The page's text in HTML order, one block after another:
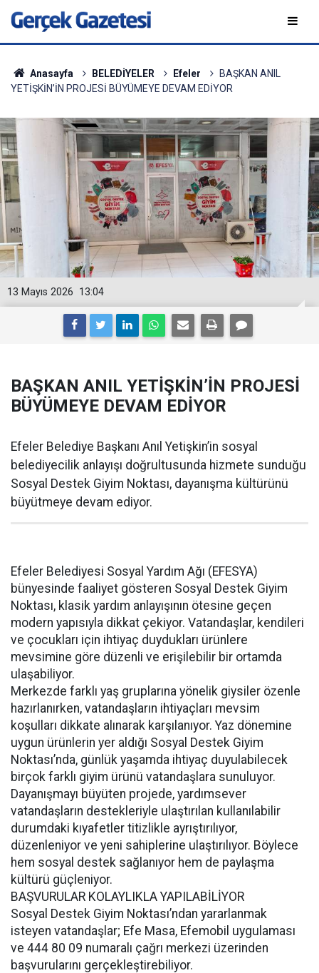
Anasayfa BELEDİYELER Efeler
BAŞKAN ANIL
YETİŞKİN’İN PROJESİ BÜYÜMEYE DEVAM EDİYOR
13:04
13 Mayıs 2026
BAŞKAN ANIL YETİŞKİN’İN PROJESİ
BÜYÜMEYE DEVAM EDİYOR
Efeler Belediye Başkanı Anıl Yetişkin’in sosyal
belediyecilik anlayışı doğrultusunda hizmete sunduğu
Sosyal Destek Giyim Noktası, dayanışma kültürünü
büyütmeye devam ediyor.
Efeler Belediyesi Sosyal Yardım Ağı (EFESYA)
bünyesinde faaliyet gösteren Sosyal Destek Giyim
Noktası, klasik yardım anlayışının ötesine geçen
modern yapısıyla dikkat çekiyor. Vatandaşlar, kendileri
ve çocukları için ihtiyaç duydukları ürünlere
mevsimine göre düzenli ve erişilebilir bir ortamda
ulaşabiliyor.
Merkezde farklı yaş gruplarına yönelik giysiler özenle
hazırlanırken, vatandaşların ihtiyaçları mevsim
koşulları dikkate alınarak karşılanıyor. Yaz dönemine
uygun ürünlerin yer aldığı Sosyal Destek Giyim
Noktası’nda, günlük yaşamda ihtiyaç duyulabilecek
birçok farklı giyim ürünü vatandaşlara sunuluyor.
Dayanışmayı büyüten projede, yardımsever
vatandaşların destekleriyle ulaştırılan kullanılabilir
durumdaki kıyafetler titizlikle ayrıştırılıyor,
düzenleniyor ve yeni sahiplerine ulaştırılıyor. Böylece
hem sosyal destek sağlanıyor hem de paylaşma
kültürü güçleniyor.
BAŞVURULAR KOLAYLIKLA YAPILABİLİYOR
Sosyal Destek Giyim Noktası’ndan yararlanmak
isteyen vatandaşlar; Efe Masa, Efemobil uygulaması
ve 444 80 09 numaralı çağrı merkezi üzerinden
başvurularını gerçekleştirebiliyor.